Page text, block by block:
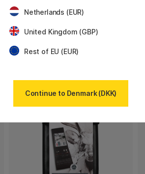
Pastel Farveblyanter sæt 36 stk
Netherlands (EUR)
United Kingdom (GBP)
Rest of EU (EUR)
Continue to Denmark (DKK)